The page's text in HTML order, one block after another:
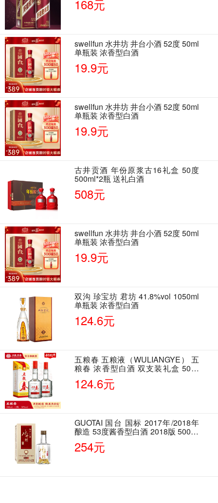
168元
swellfun 水井坊 井台小酒 52度 50ml
单瓶装 浓香型白酒
19.9元
swellfun 水井坊 井台小酒 52度 50ml
单瓶装 浓香型白酒
19.9元
古井贡酒 年份原浆古16礼盒 50度
500ml*2瓶 送礼白酒
508元
swellfun 水井坊 井台小酒 52度 50ml
单瓶装 浓香型白酒
19.9元
双沟 珍宝坊 君坊 41.8%vol 1050ml
单瓶装 浓香型白酒
124.6元
五粮春 五粮液（WULIANGYE） 五
粮春 浓香型白酒 双支装礼盒 50度
500ml*2瓶 含酒具
124.6元
GUOTAI 国台 国标 2017年/2018年
酿造 53度酱香型白酒 2018版 500ml
单瓶装
254元